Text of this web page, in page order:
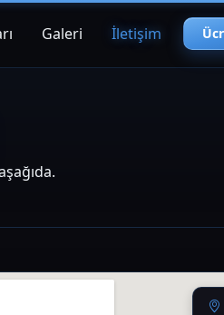
Galeri İletişim
Harita